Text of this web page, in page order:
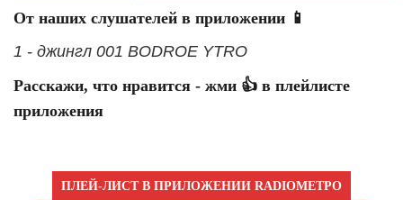
От наших слушателей в приложении 📱
1 - джингл 001 BODROE YTRO
Расскажи, что нравится - жми 👍 в плейлисте
приложения
ПЛЕЙ-ЛИСТ В ПРИЛОЖЕНИИ RADIOМЕТРО